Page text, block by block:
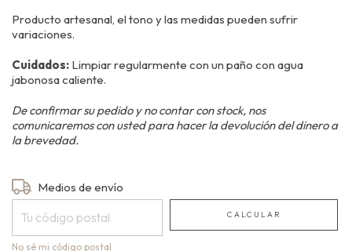
Producto artesanal, el tono y las medidas pueden sufrir
variaciones.
Cuidados: Limpiar regularmente con un paño con agua
jabonosa caliente.
De confirmar su pedido y no contar con stock, nos
comunicaremos con usted para hacer la devolución del dinero a
la brevedad.
Entregas para el CP:
Medios de envío
CALCULAR
No sé mi código postal